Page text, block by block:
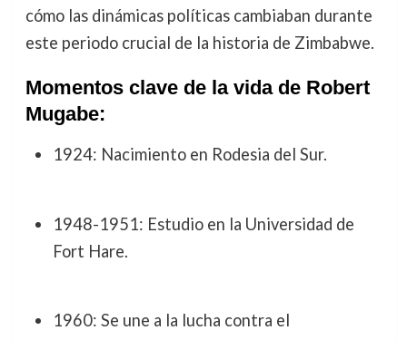
cómo las dinámicas políticas cambiaban durante
este periodo crucial de la historia de Zimbabwe.
Momentos clave de la vida de Robert
Mugabe:
1924: Nacimiento en Rodesia del Sur.
1948-1951: Estudio en la Universidad de
Fort Hare.
1960: Se une a la lucha contra el